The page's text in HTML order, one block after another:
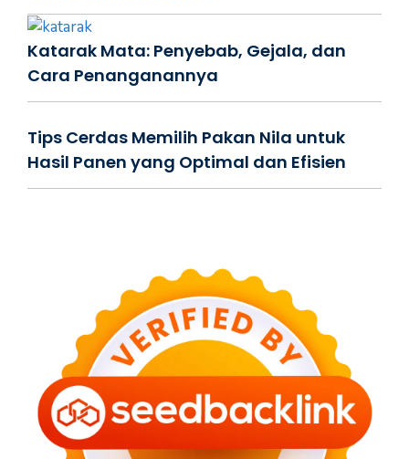
Katarak Mata: Penyebab, Gejala, dan
Cara Penanganannya
Tips Cerdas Memilih Pakan Nila untuk
Hasil Panen yang Optimal dan Efisien